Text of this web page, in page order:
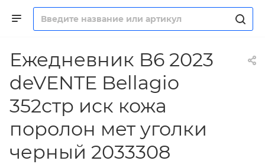
Ежедневник B6 2023
deVENTE Bellagio
352стр иск кожа
поролон мет уголки
черный 2033308